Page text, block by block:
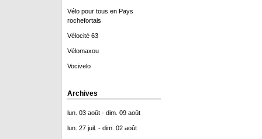
Vélo pour tous en Pays
rochefortais
Vélocité 63
Vélomaxou
Vocivelo
Archives
lun. 03 août - dim. 09 août
lun. 27 juil. - dim. 02 août